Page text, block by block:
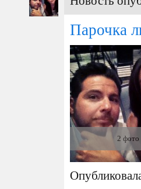
Парочка
2 фото